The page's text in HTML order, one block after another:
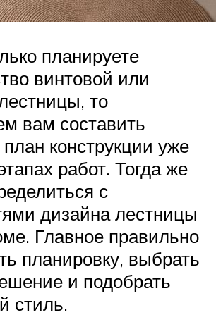
планируете
винтовой или
то
вам составить
конструкции уже
работ. Тогда же
с
дизайна лестницы
Главное правильно
планировку, выбрать
и подобрать
стиль.